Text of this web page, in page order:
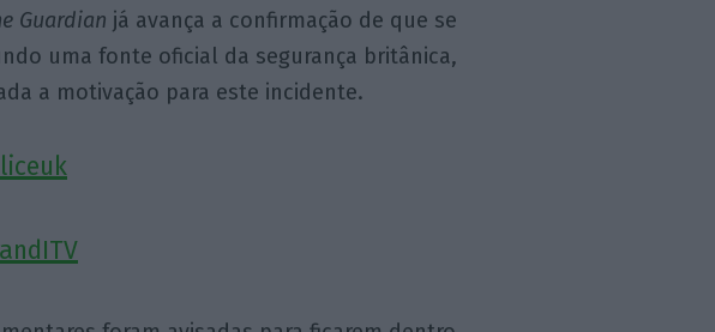
Guardian já avança a confirmação de que se
uma fonte oficial da segurança britânica,
a motivação para este incidente.